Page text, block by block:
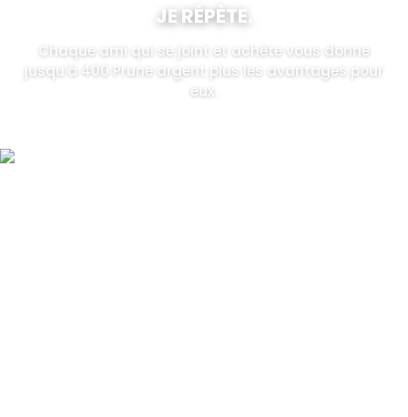
JE RÉPÈTE.
Chaque ami qui se joint et achète vous donne
jusqu'à 400 Prune argent plus les avantages pour
eux.